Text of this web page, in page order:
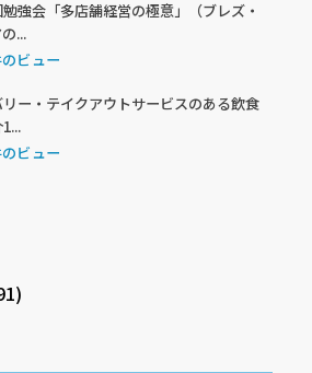
強会「多店舗経営の極意」（ブレズ・
...
ビュー
リー・テイクアウトサービスのある飲食
ビュー